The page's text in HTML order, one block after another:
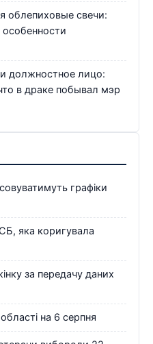
облепиховые свечи:
особенности
должностное лицо:
в драке побывал мэр
графіки
яка коригувала
за передачу даних
на 6 серпня